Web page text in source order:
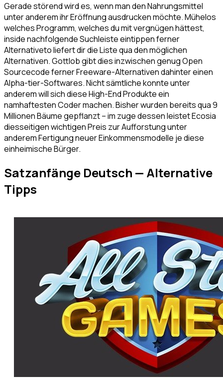
Gerade störend wird es, wenn man den Nahrungsmittel
unter anderem ihr Eröffnung ausdrucken möchte. Mühelos
welches Programm, welches du mit vergnügen hättest,
inside nachfolgende Suchleiste eintippen ferner
Alternativeto liefert dir die Liste qua den möglichen
Alternativen. Gottlob gibt dies inzwischen genug Open
Sourcecode ferner Freeware-Alternativen dahinter einen
Alpha-tier-Softwares. Nicht sämtliche konnte unter
anderem will sich diese High-End Produkte ein
namhaftesten Coder machen. Bisher wurden bereits qua 9
Millionen Bäume gepflanzt – im zuge dessen leistet Ecosia
diesseitigen wichtigen Preis zur Aufforstung unter
anderem Fertigung neuer Einkommensmodelle je diese
einheimische Bürger.
Satzanfänge Deutsch — Alternative
Tipps